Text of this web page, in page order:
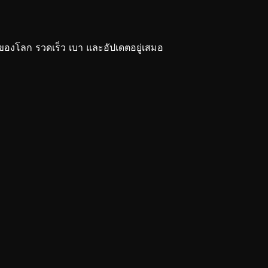
ลก รวดเร็ว เบา และอัปเดตอยู่เสมอ